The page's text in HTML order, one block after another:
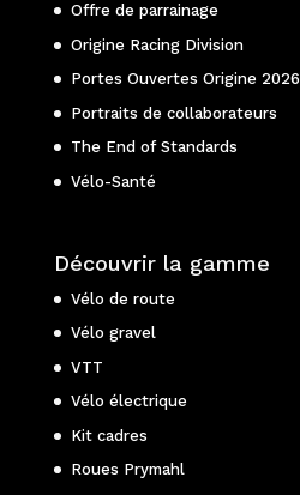
Offre de parrainage
Origine Racing Division
Portes Ouvertes Origine 2026
Portraits de collaborateurs
The End of Standards
Vélo-Santé
Découvrir la gamme
Vélo de route
Vélo gravel
VTT
Vélo électrique
Kit cadres
Roues Prymahl